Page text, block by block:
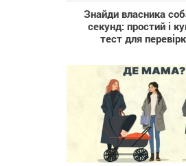
Знайди власника
секунд: простий і
тест для